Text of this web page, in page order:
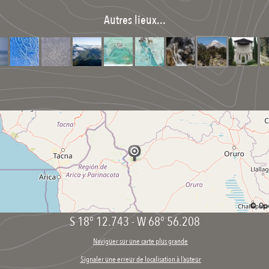
Autres lieux...
S 18° 12.743-W 68° 56.208
Naviguer sur une carte plus grande
Signaler une erreur de localisation à l’auteur